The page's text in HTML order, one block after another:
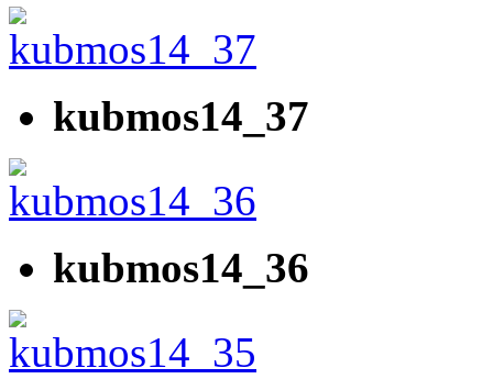
kubmos14_37
kubmos14_36